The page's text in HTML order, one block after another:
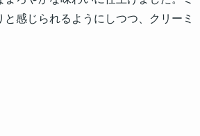
感じられるようにしつつ、クリーミ